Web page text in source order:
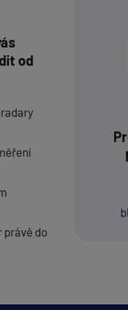
od
právě do